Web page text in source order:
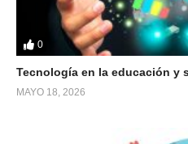
0
Tecnología en la educación y
MAYO 18, 2026